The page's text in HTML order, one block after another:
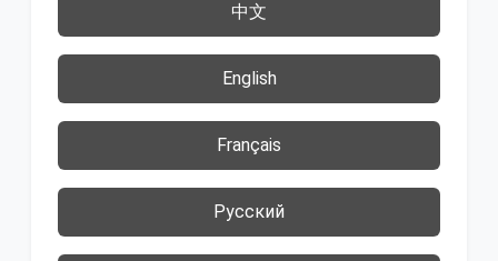
中文
English
Français
Русский